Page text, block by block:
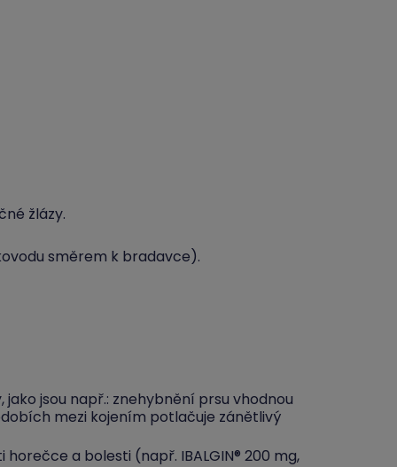
žlázy.
směrem k bradavce).
jsou např.: znehybnění prsu vhodnou
mezi kojením potlačuje zánětlivý
a bolesti (např. IBALGIN® 200 mg,